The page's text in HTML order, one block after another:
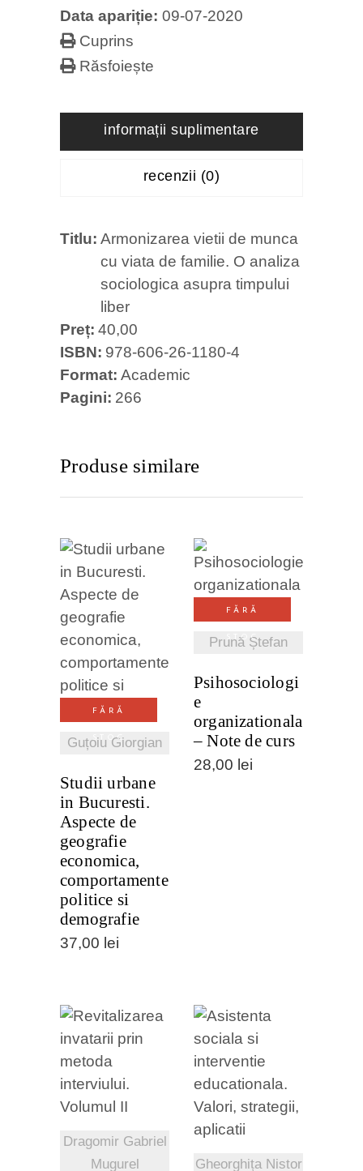
Data apariție: 09-07-2020
Cuprins
Răsfoiește
informații suplimentare
recenzii (0)
Titlu Armonizarea vietii de munca
cu viata de familie. O analiza
sociologica asupra timpului
liber
Preț 40,00
ISBN 978-606-26-1180-4
Format Academic
Pagini 266
Produse similare
FĂRĂ
STOC
Guțoiu Giorgian
VEZI
DETALII
Studii urbane
in Bucuresti.
Aspecte de
geografie
economica,
comportamente
politice si
demografie
37,00 lei
FĂRĂ
STOC
Prună Ștefan
VEZI
DETALII
Psihosociologi
e
organizationala
– Note de curs
28,00 lei
Dragomir Gabriel
Mugurel
VEZI
DETALII
Gheorghița Nistor
VEZI
DETALII